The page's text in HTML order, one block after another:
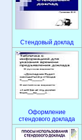
Стендовый доклад
Оформление
стендового доклада